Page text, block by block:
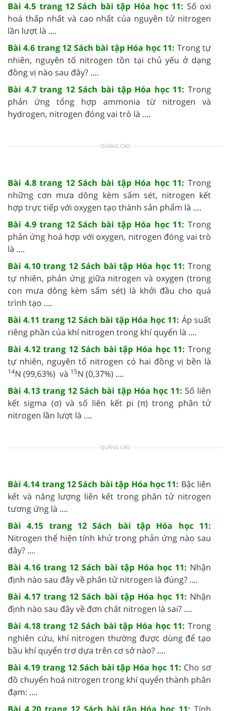
Bài 4.5 trang 12 Sách bài tập Hóa học 11: Số oxi
hoá thấp nhất và cao nhất của nguyên tử nitrogen
lần lượt là ....
Bài 4.6 trang 12 Sách bài tập Hóa học 11: Trong tự
nhiên, nguyên tố nitrogen tồn tại chủ yếu ở dạng
đồng vị nào sau đây? ....
Bài 4.7 trang 12 Sách bài tập Hóa học 11: Trong
phản ứng tổng hợp ammonia từ nitrogen và
hydrogen, nitrogen đóng vai trò là ....
QUẢNG CÁO
Bài 4.8 trang 12 Sách bài tập Hóa học 11: Trong
những cơn mưa dông kèm sấm sét, nitrogen kết
hợp trực tiếp với oxygen tạo thành sản phẩm là ....
Bài 4.9 trang 12 Sách bài tập Hóa học 11: Trong
phản ứng hoá hợp với oxygen, nitrogen đóng vai trò
là ....
Bài 4.10 trang 12 Sách bài tập Hóa học 11: Trong
tự nhiên, phản ứng giữa nitrogen và oxygen (trong
con mưa dông kèm sấm sét) là khởi đầu cho quá
trình tạo ....
Bài 4.11 trang 12 Sách bài tập Hóa học 11: Áp suất
riêng phần của khí nitrogen trong khí quyển là ....
Bài 4.12 trang 12 Sách bài tập Hóa học 11: Trong
tự nhiên, nguyên tố nitrogen có hai đồng vị bền là
14N (99,63%) và 15N (0,37%) ....
Bài 4.13 trang 12 Sách bài tập Hóa học 11: Số liên
kết sigma (σ) và số liên kết pi (π) trong phân tử
nitrogen lần lượt là ....
QUẢNG CÁO
Bài 4.14 trang 12 Sách bài tập Hóa học 11: Bậc liên
kết và năng lượng liên kết trong phân tử nitrogen
tương ứng là ....
Bài 4.15 trang 12 Sách bài tập Hóa học 11:
Nitrogen thể hiện tính khử trong phản ứng nào sau
đây? ....
Bài 4.16 trang 12 Sách bài tập Hóa học 11: Nhận
định nào sau đây về phân tử nitrogen là đúng? ....
Bài 4.17 trang 12 Sách bài tập Hóa học 11: Nhận
định nào sau đây về đơn chất nitrogen là sai? ....
Bài 4.18 trang 12 Sách bài tập Hóa học 11: Trong
nghiên cứu, khí nitrogen thường được dùng để tạo
bầu khí quyển trơ dựa trên cơ sở nào? ....
Bài 4.19 trang 12 Sách bài tập Hóa học 11: Cho sơ
đồ chuyển hoá nitrogen trong khí quyển thành phân
đạm: ....